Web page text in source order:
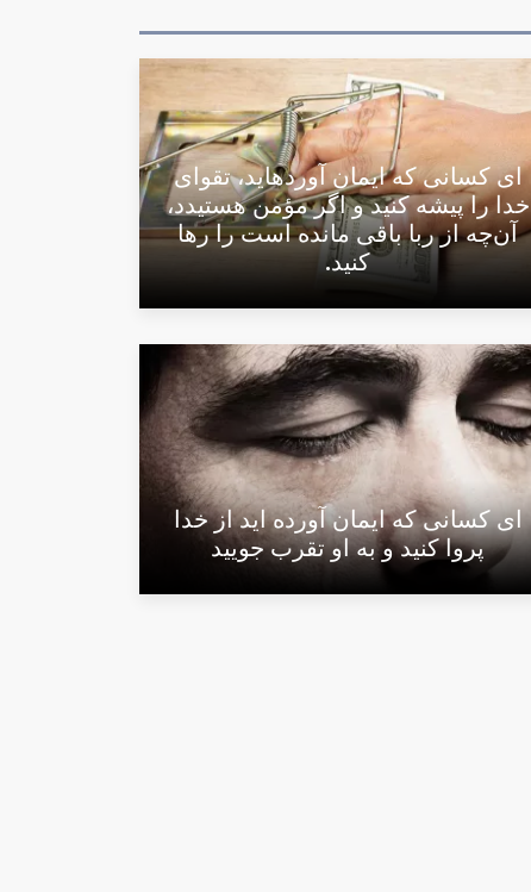
اى كسانى كه ايمان آورده‏ايد، تقوای
خدا را پیشه كنيد و اگر مؤمن هستیدد،
آن‌چه از ربا باقى مانده است را رها
کنید.
اى كسانى كه ايمان آورده‏ ايد از خدا
پروا كنيد و به او تقرب جوييد